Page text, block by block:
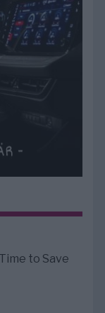
Time to Save